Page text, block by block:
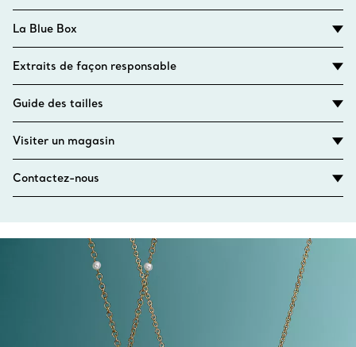
La Blue Box
Extraits de façon responsable
Guide des tailles
Visiter un magasin
Contactez-nous